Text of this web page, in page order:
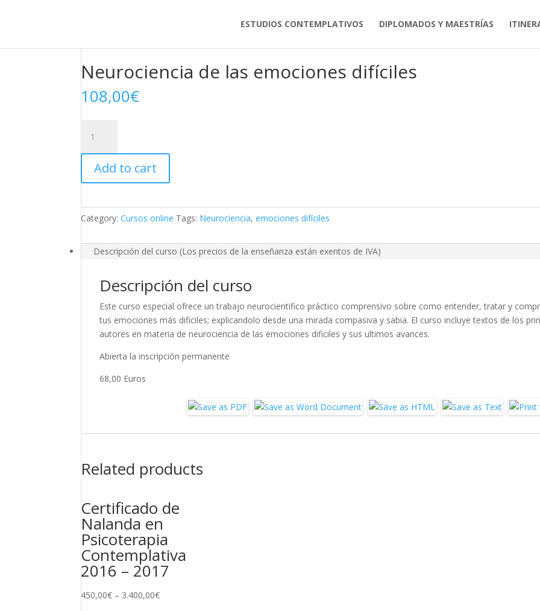
ESTUDIOS CONTEMPLATIVOS DIPLOMADOS Y MAESTRÍAS
Neurociencia de las emociones difíciles
108,00€
las
emociones
difíciles
Add to cart
Category:Cursos online Tags: Neurociencia,emociones difíciles
Descripción del curso (Los precios de la enseñanza están exentos de IVA)
Descripción del curso
Este curso especial ofrece un trabajo neurocientifico práctico comprensivo sobre como entender, tratar y
tus emociones más dificiles; explicandolo desde una mirada compasiva y sabia. El curso incluye textos de los
autores en materia de neurociencia de las emociones dificiles y sus ultimos avances.
Abierta la inscripción permanente
68,00 Euros
Related products
Certificado de
Nalanda en
Psicoterapia
Contemplativa
2016 – 2017
450,00€ – 3.400,00€